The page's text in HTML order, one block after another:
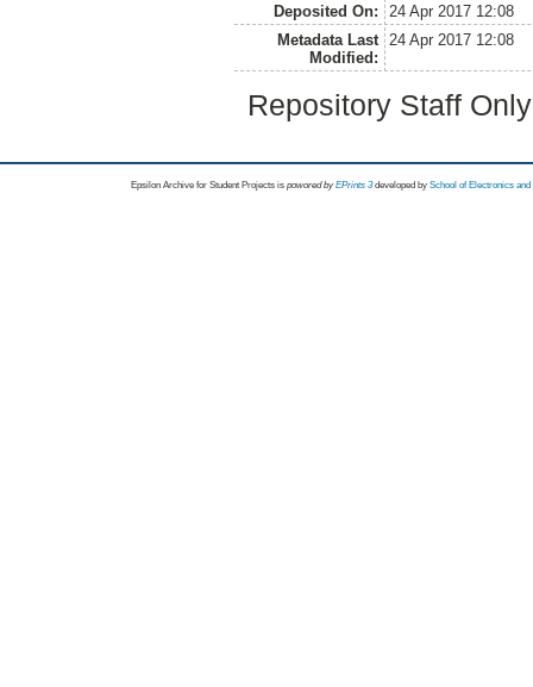
Deposited On:
24 Apr 2017 12:08
Metadata Last
Modified:
24 Apr 2017 12:08
Repository Staff
Epsilon Archive for Student Projects is powored byEPrints 3 developed by School of Electronics